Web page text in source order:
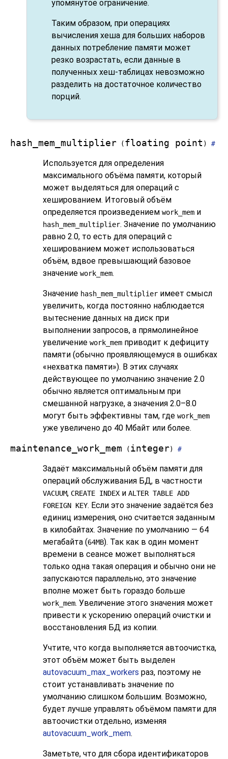
упомянутое ограничение.
Таким образом, при операциях
вычисления хеша для больших наборов
данных потребление памяти может
резко возрастать, если данные в
полученных хеш-таблицах невозможно
разделить на достаточное количество
порций.
hash_mem_multiplier ( floating point ) #
Используется для определения
максимального объёма памяти, который
может выделяться для операций с
хешированием. Итоговый объём
определяется произведением work_mem и
hash_mem_multiplier. Значение по умолчанию
равно 2.0, то есть для операций с
хешированием может использоваться
объём, вдвое превышающий базовое
значение work_mem.
Значение hash_mem_multiplier имеет смысл
увеличить, когда постоянно наблюдается
вытеснение данных на диск при
выполнении запросов, а прямолинейное
увеличение work_mem приводит к дефициту
памяти (обычно проявляющемуся в ошибках
«нехватка памяти»). В этих случаях
действующее по умолчанию значение 2.0
обычно является оптимальным при
смешанной нагрузке, а значения 2.0–8.0
могут быть эффективны там, где work_mem
уже увеличено до 40 Мбайт или более.
maintenance_work_mem ( integer) #
Задаёт максимальный объём памяти для
операций обслуживания БД, в частности
VACUUM, CREATE INDEX и ALTER TABLE ADD
FOREIGN KEY. Если это значение задаётся без
единиц измерения, оно считается заданным
в килобайтах. Значение по умолчанию — 64
мегабайта (64MB). Так как в один момент
времени в сеансе может выполняться
только одна такая операция и обычно они не
запускаются параллельно, это значение
вполне может быть гораздо больше
work_mem. Увеличение этого значения может
привести к ускорению операций очистки и
восстановления БД из копии.
Учтите, что когда выполняется автоочистка,
этот объём может быть выделен
autovacuum_max_workers раз, поэтому не
стоит устанавливать значение по
умолчанию слишком большим. Возможно,
будет лучше управлять объёмом памяти для
автоочистки отдельно, изменяя
autovacuum_work_mem.
Заметьте, что для сбора идентификаторов